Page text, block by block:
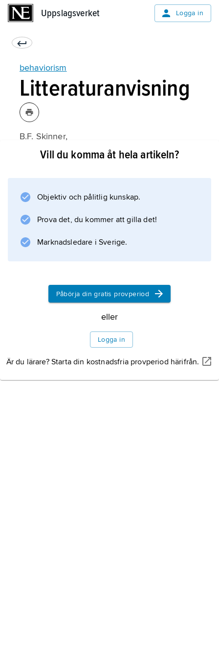
Uppslagsverket Logga in
behaviorism
Litteraturanvisning
B.F. Skinner,
Undervisningsteknologi
Vill du komma åt hela artikeln?
Objektiv och pålitlig kunskap.
Prova det, du kommer att gilla det!
Marknadsledare i Sverige.
Påbörja din gratis provperiod
eller
Logga in
Är du lärare? Starta din kostnadsfria provperiod härifrån.